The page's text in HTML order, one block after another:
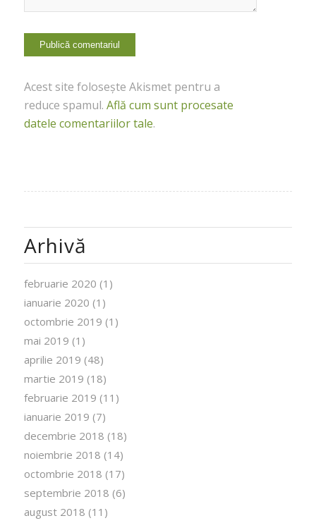
Acest site folosește Akismet pentru a
reduce spamul. Află cum sunt procesate
datele comentariilor tale.
Arhivă
februarie 2020 (1)
ianuarie 2020 (1)
octombrie 2019 (1)
mai 2019 (1)
aprilie 2019 (48)
martie 2019 (18)
februarie 2019 (11)
ianuarie 2019 (7)
decembrie 2018 (18)
noiembrie 2018 (14)
octombrie 2018 (17)
septembrie 2018 (6)
august 2018 (11)